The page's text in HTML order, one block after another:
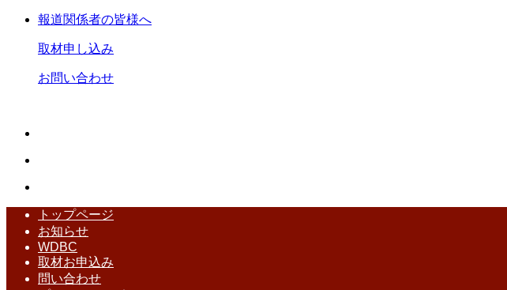
報道関係者の皆様へ
取材申し込み
お問い合わせ
トップページ
お知らせ
WDBC
取材お申込み
問い合わせ